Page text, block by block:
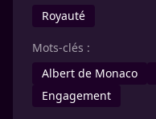
Royauté
Mots-clés :
Albert de Monaco
Engagement